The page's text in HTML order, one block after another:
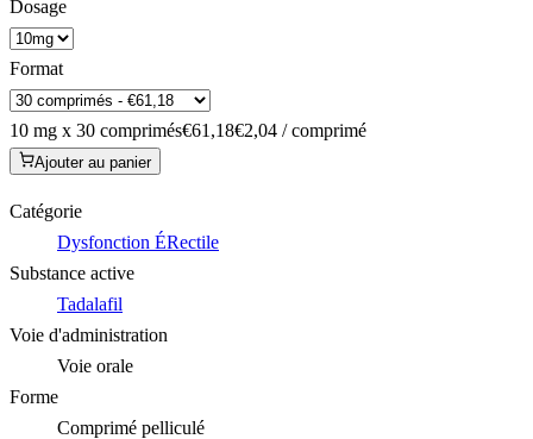
Dosage
Format
10 mg x 30 comprimés€61,18€2,04 / comprimé
Ajouter au panier
Catégorie
Dysfonction ÉRectile
Substance active
Tadalafil
Voie d'administration
Voie orale
Forme
Comprimé pelliculé